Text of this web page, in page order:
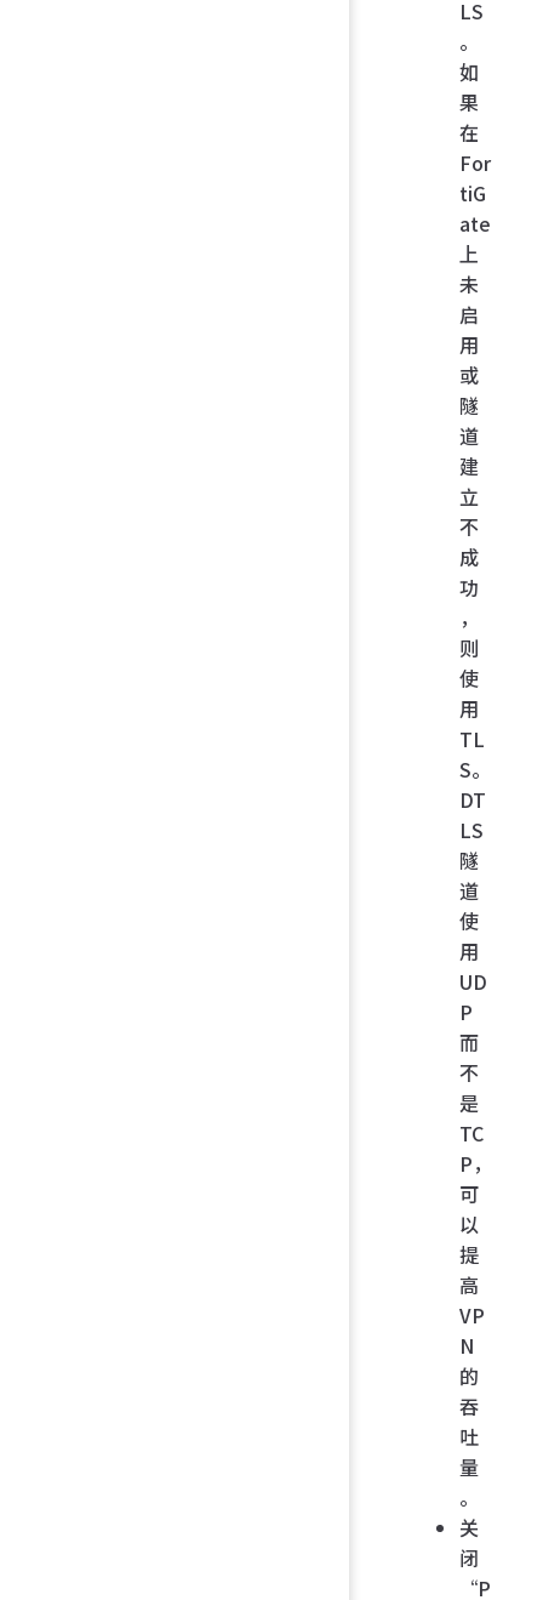
LS
。
如
果
在
For
tiG
ate
上
未
启
用
或
隧
道
建
立
不
成
功
，
则
使
用
TL
S。
DT
LS
隧
道
使
用
UD
P
而
不
是
TC
P，
可
以
提
高
VP
N
的
吞
吐
量
。
关
闭
“P